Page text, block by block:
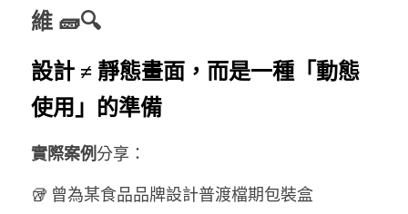
維 🧱🔍
設計 ≠ 靜態畫面，而是一種「動態
使用」的準備
實際案例 分享：
🥡 曾為某食品品牌設計普渡檔期包裝盒